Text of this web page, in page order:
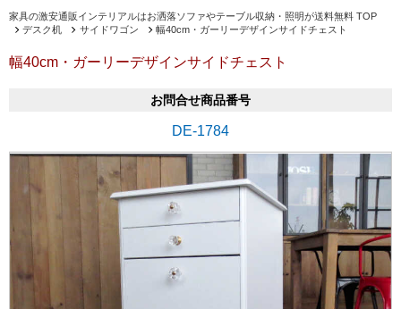
家具の激安通販インテリアルはお洒落ソファやテーブル収納・照明が送料無料 TOP
デスク机
サイドワゴン 幅40cm・ガーリーデザインサイドチェスト
幅40cm・ガーリーデザインサイドチェスト
お問合せ商品番号
DE-1784